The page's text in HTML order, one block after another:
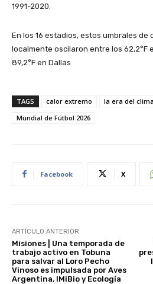
1991-2020.
En los 16 estadios, estos umbrales de
localmente oscilaron entre los 62,2°F
89,2°F en Dallas
TAGS calor extremo
la era del
Mundial de Fútbol 2026
Facebook X
ARTÍCULO ANTERIOR
Misiones | Una temporada de
trabajo activo en Tobuna
para salvar al Loro Pecho
Vinoso es impulsada por Aves
Argentina, IMiBio y Ecología